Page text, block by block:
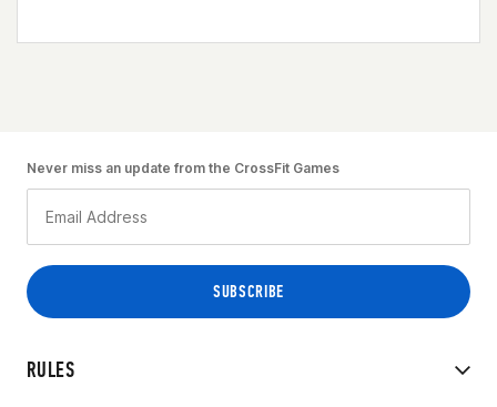
RULES
Never miss an update from the CrossFit Games